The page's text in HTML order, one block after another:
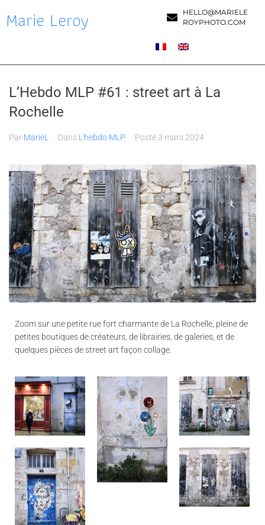
Marie Leroy
HELLO@MARIELE
ROYPHOTO.COM
L’Hebdo MLP #61 : street art à La
Rochelle
Par MarieL Dans L'hebdo MLP Posté3 mars 2024
Zoom sur une petite rue fort charmante de La Rochelle, pleine de
petites boutiques de créateurs, de librairies, de galeries, et de
quelques pièces de street art façon collage.